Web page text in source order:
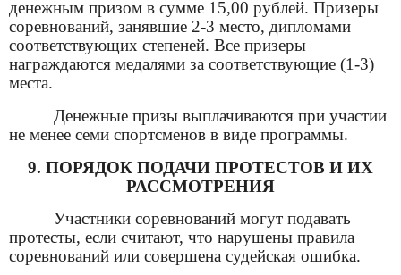
денежным призом в сумме 15,00 рублей. Призеры
соревнований, занявшие 2-3 место, дипломами
соответствующих степеней. Все призеры
награждаются медалями за соответствующие (1-3)
места.
Денежные призы выплачиваются при участии
не менее семи спортсменов в виде программы.
9. ПОРЯДОК ПОДАЧИ ПРОТЕСТОВ И ИХ
РАССМОТРЕНИЯ
Участники соревнований могут подавать
протесты, если считают, что нарушены правила
соревнований или совершена судейская ошибка.